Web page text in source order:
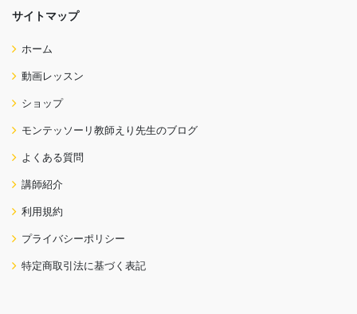
サイトマップ
ホーム
動画レッスン
ショップ
モンテッソーリ教師えり先生のブログ
よくある質問
講師紹介
利用規約
プライバシーポリシー
特定商取引法に基づく表記